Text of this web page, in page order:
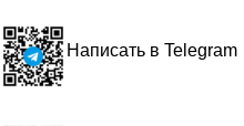
Написать в Telegram